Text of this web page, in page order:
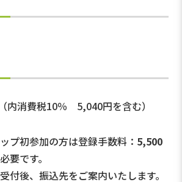
（内消費税10％ 5,040円を含む）
プ初参加の方は登録手数料： 5,500
要です。
付後、振込先をご案内いたします。